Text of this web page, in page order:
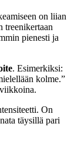
on liian
treenikertaan
pienesti ja
. Esimerkiksi:
kolme.”
On
täysillä pari